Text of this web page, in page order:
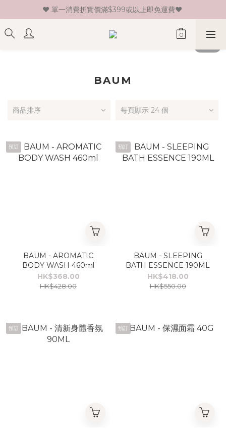
♥ 新會員登記即送HK$30 現金卷♥
♥ 單一消費折實價滿$399或以上即免運費♥
♥ 新會員登記即送HK$30 現金卷♥
BAUM
商品排序 每頁顯示 24 個
預訂
BAUM - AROMATIC
BODY WASH 460ml
HK$368.00
HK$428.00
預訂
BAUM - SLEEPING
BATH ESSENCE 190ML
HK$418.00
HK$550.00
預訂 預訂